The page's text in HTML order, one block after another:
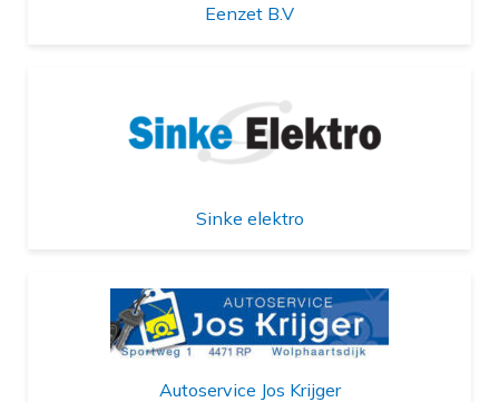
Eenzet B.V
Sinke elektro
Autoservice Jos Krijger